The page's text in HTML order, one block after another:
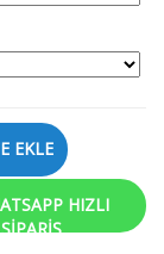
EKLE
HIZLI
SIPARIŞ